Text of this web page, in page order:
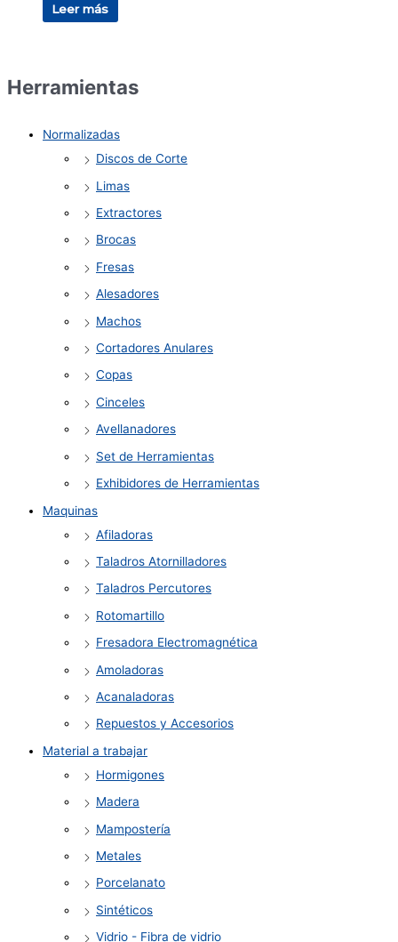
Leer más
Herramientas
Normalizadas
Discos de Corte
Limas
Extractores
Brocas
Fresas
Alesadores
Machos
Cortadores Anulares
Copas
Cinceles
Avellanadores
Set de Herramientas
Exhibidores de Herramientas
Maquinas
Afiladoras
Taladros Atornilladores
Taladros Percutores
Rotomartillo
Fresadora Electromagnética
Amoladoras
Acanaladoras
Repuestos y Accesorios
Material a trabajar
Hormigones
Madera
Mampostería
Metales
Porcelanato
Sintéticos
Vidrio - Fibra de vidrio